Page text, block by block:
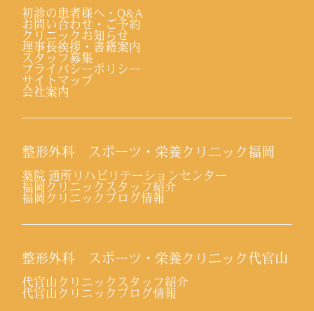
初診の患者様へ・Q&A
お問い合わせ・ご予約
クリニックお知らせ
理事長挨拶・書籍案内
スタッフ募集
プライバシーポリシー
サイトマップ
会社案内
整形外科 スポーツ・栄養クリニック福岡
薬院 通所リハビリテーションセンター
福岡クリニックスタッフ紹介
福岡クリニックブログ情報
整形外科 スポーツ・栄養クリニック代官山
代官山クリニックスタッフ紹介
代官山クリニックブログ情報